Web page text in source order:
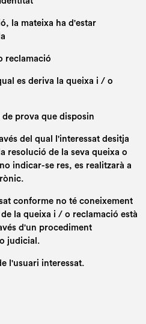
la mateixa ha d'estar
reclamació
es deriva la queixa i / o
prova que disposin
del qual l'interessat desitja
resolució de la seva queixa o
indicar-se res, es realitzarà a
conforme no té coneixement
la queixa i / o reclamació està
d'un procediment
judicial.
l'usuari interessat.